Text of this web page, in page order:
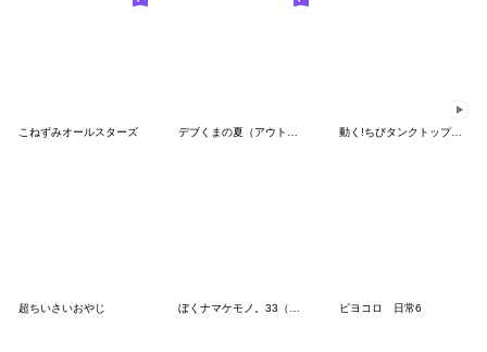
こねずみオールスターズ デブくまの夏（アウトドア派） 動く!ちびタンクトップ伝説
超ちいさいおやじ ピヨコロ 日常6